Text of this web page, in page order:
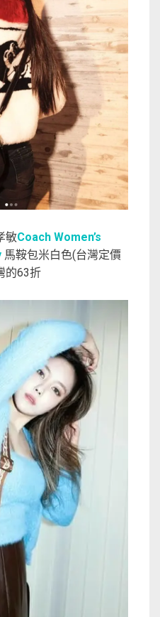
敏Coach Women’s
馬鞍包米白色(台灣定價
的63折